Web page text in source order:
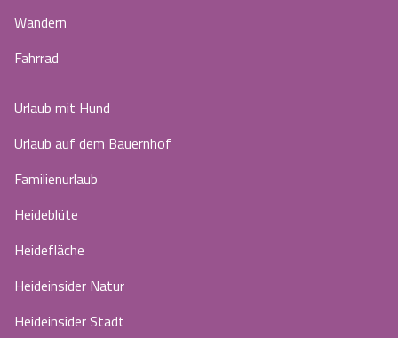
Wandern
Fahrrad
Urlaub mit Hund
Urlaub auf dem Bauernhof
Familienurlaub
Heideblüte
Heidefläche
Heideinsider Natur
Heideinsider Stadt